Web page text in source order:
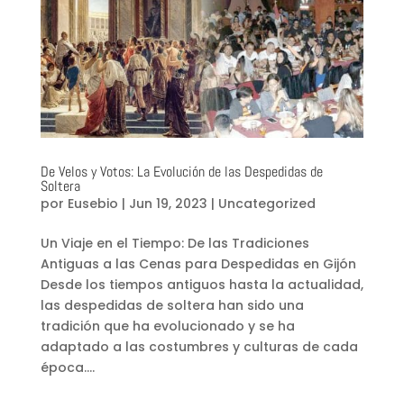
De Velos y Votos: La Evolución de las Despedidas de
Soltera
por Eusebio | Jun 19, 2023 | Uncategorized
Un Viaje en el Tiempo: De las Tradiciones
Antiguas a las Cenas para Despedidas en Gijón
Desde los tiempos antiguos hasta la actualidad,
las despedidas de soltera han sido una
tradición que ha evolucionado y se ha
adaptado a las costumbres y culturas de cada
época....